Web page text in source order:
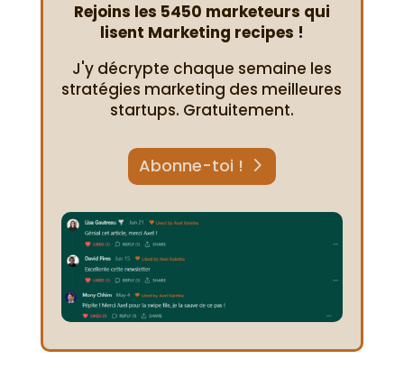
Rejoins les 5450 marketeurs qui
lisent Marketing recipes !
J'y décrypte chaque semaine les
stratégies marketing des meilleures
startups. Gratuitement.
Abonne-toi !